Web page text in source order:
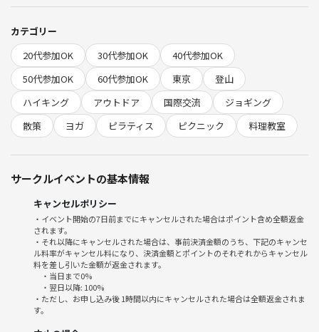
Spots are limited, so grab yours fast! ❣️
🐷 ホロンのダイエットぶ〜 🐷
​この度、国際交流コミュニティOne❣️のダイエット部が爆誕しまし
た❣️
​ダイエットと言っても、私たちは「短期で体重を落とすこと」を目標と
していません。
​この部活におけるダイエットの定義は、**「睡眠・食事・適度な運動・
良好な人間の構築によって、心身を整えて幸せになること」**です。
​気軽にお問い合わせください😊
​📋 やりたいこと:
• ​🗻 登山
• ​🏃 ジョギング
• ​🚶‍♀️ 散策
• ​🦸‍♀️ ピラティス
• ​🧘‍♀️ ヨガ
• ​🥪 ピクニック
• ​👨‍🍳 料理教室
カテゴリー
20代参加OK
30代参加OK
40代参加OK
50代参加OK
60代参加OK 東京
登山
ハイキング
アウトドア 国際交流
ジョギング
散策
ヨガ ピラティス ピクニック 料理教室
サークルイベントの基本情報
キャンセルポリシー
・イベント開始の7日前までにキャンセルされた場合はポイント含め全額返金
されます。
・それ以降にキャンセルされた場合は、事前決済金額のうち、下記のキャンセ
ル料率がキャンセル料になり、決済金額とポイントのそれぞれからキャンセル
料を差し引いた金額が返金されます。
・当日まで0%
・翌日以降: 100%
・ただし、お申し込み後 1時間以内にキャンセルされた場合は全額返金されま
す。